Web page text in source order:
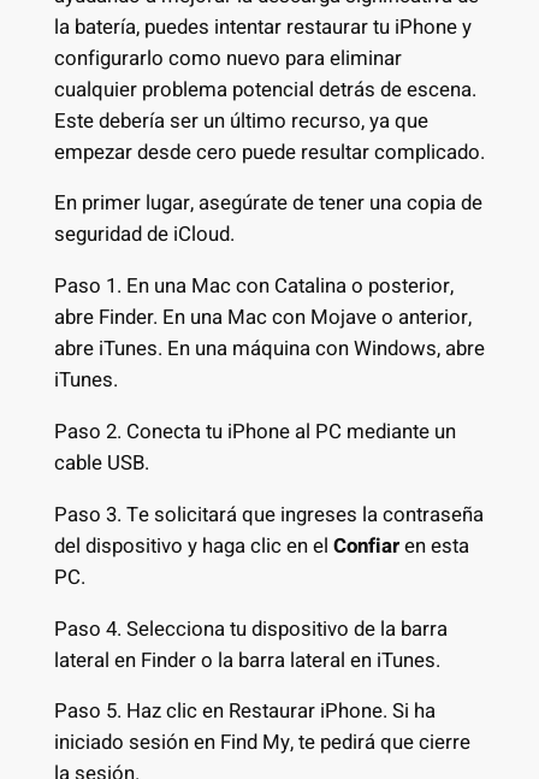
la batería, puedes intentar restaurar tu iPhone y
configurarlo como nuevo para eliminar
cualquier problema potencial detrás de escena.
Este debería ser un último recurso, ya que
empezar desde cero puede resultar complicado.
En primer lugar, asegúrate de tener una copia de
seguridad de iCloud.
Paso 1. En una Mac con Catalina o posterior,
abre Finder. En una Mac con Mojave o anterior,
abre iTunes. En una máquina con Windows, abre
iTunes.
Paso 2. Conecta tu iPhone al PC mediante un
cable USB.
Paso 3. Te solicitará que ingreses la contraseña
del dispositivo y haga clic en el Confiaren esta
PC.
Paso 4. Selecciona tu dispositivo de la barra
lateral en Finder o la barra lateral en iTunes.
Paso 5. Haz clic en Restaurar iPhone. Si ha
iniciado sesión en Find My, te pedirá que cierre